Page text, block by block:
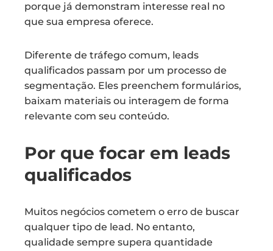
porque já demonstram interesse real no
que sua empresa oferece.
Diferente de tráfego comum, leads
qualificados passam por um processo de
segmentação. Eles preenchem formulários,
baixam materiais ou interagem de forma
relevante com seu conteúdo.
Por que focar em leads
qualificados
Muitos negócios cometem o erro de buscar
qualquer tipo de lead. No entanto,
qualidade sempre supera quantidade